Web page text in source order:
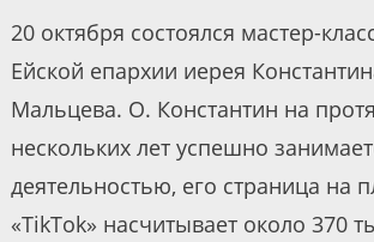
20 октября состоялся мастер-
Ейской епархии иерея
Мальцева. О. Константин на
нескольких лет успешно
деятельностью, его страница на
«TikTok» насчитывает около 370